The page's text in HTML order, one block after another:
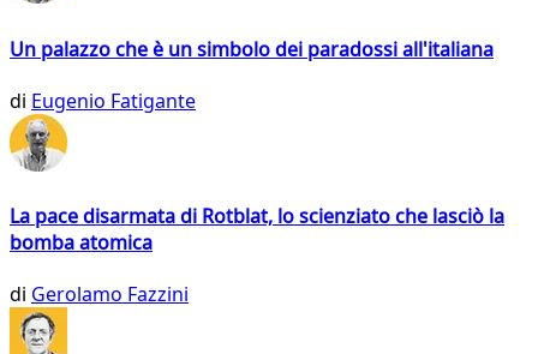
Un palazzo che è un simbolo dei paradossi all'italiana
di Eugenio Fatigante
La pace disarmata di Rotblat, lo scienziato che lasciò la
bomba atomica
di Gerolamo Fazzini